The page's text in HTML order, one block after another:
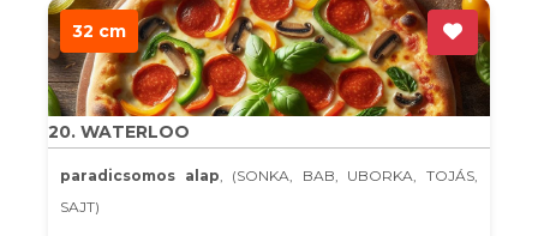
32 cm
20. WATERLOO
paradicsomos alap, (SONKA, BAB, UBORKA, TOJÁS,
SAJT)